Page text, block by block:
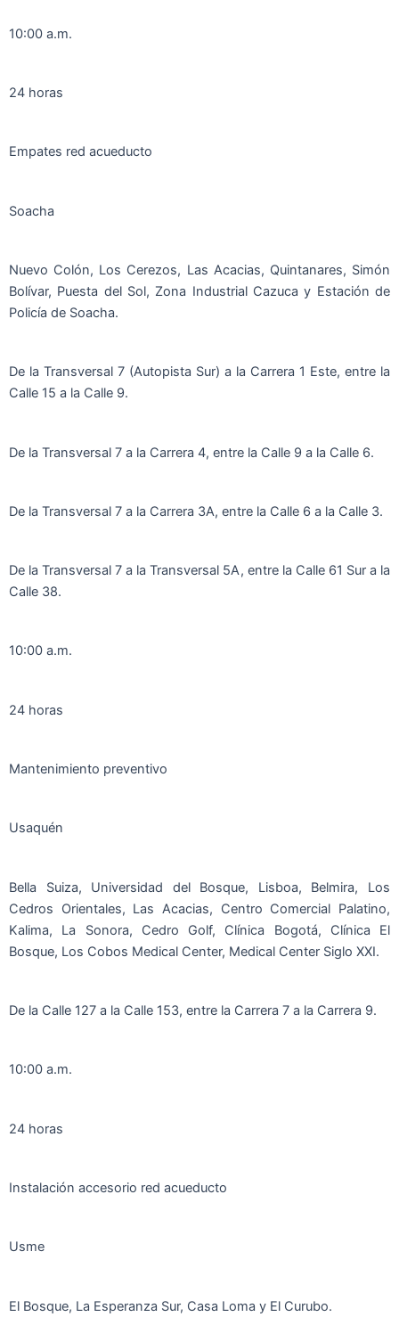
10:00 a.m.
24 horas
Empates red acueducto
Soacha
Nuevo Colón, Los Cerezos, Las Acacias, Quintanares, Simón
Bolívar, Puesta del Sol, Zona Industrial Cazuca y Estación de
Policía de Soacha.
De la Transversal 7 (Autopista Sur) a la Carrera 1 Este, entre la
Calle 15 a la Calle 9.
De la Transversal 7 a la Carrera 4, entre la Calle 9 a la Calle 6.
De la Transversal 7 a la Carrera 3A, entre la Calle 6 a la Calle 3.
De la Transversal 7 a la Transversal 5A, entre la Calle 61 Sur a la
Calle 38.
10:00 a.m.
24 horas
Mantenimiento preventivo
Usaquén
Bella Suiza, Universidad del Bosque, Lisboa, Belmira, Los
Cedros Orientales, Las Acacias, Centro Comercial Palatino,
Kalima, La Sonora, Cedro Golf, Clínica Bogotá, Clínica El
Bosque, Los Cobos Medical Center, Medical Center Siglo XXI.
De la Calle 127 a la Calle 153, entre la Carrera 7 a la Carrera 9.
10:00 a.m.
24 horas
Instalación accesorio red acueducto
Usme
El Bosque, La Esperanza Sur, Casa Loma y El Curubo.